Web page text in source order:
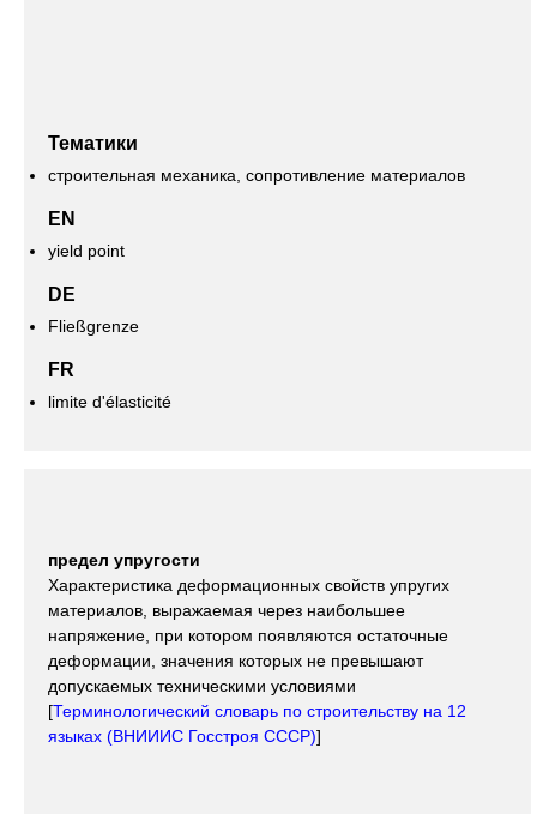
Тематики
строительная механика, сопротивление материалов
EN
yield point
DE
Fließgrenze
FR
limite d'élasticité
предел упругости
Характеристика деформационных свойств упругих
материалов, выражаемая через наибольшее
напряжение, при котором появляются остаточные
деформации, значения которых не превышают
допускаемых техническими условиями
[Терминологический словарь по строительству на 12
языках (ВНИИИС Госстроя СССР)]